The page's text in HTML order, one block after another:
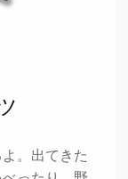
。出てきた